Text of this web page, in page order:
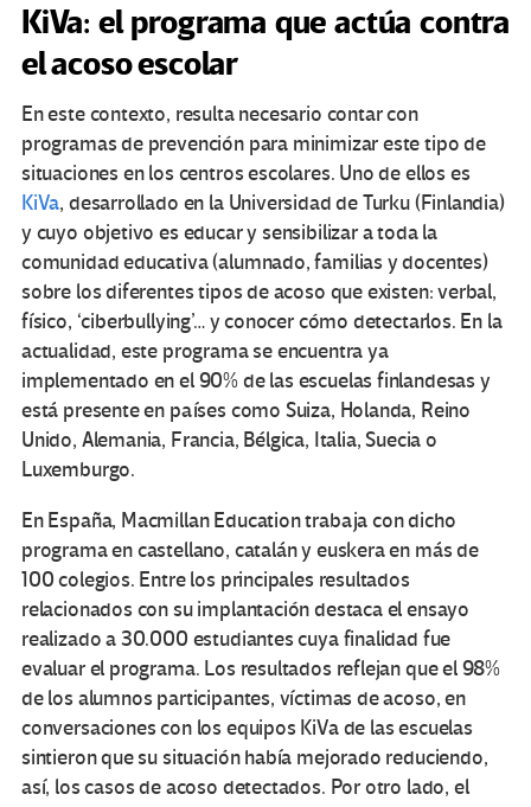
KiVa: el programa que actúa contra
el acoso escolar
En este contexto, resulta necesario contar con
programas de prevención para minimizar este tipo de
situaciones en los centros escolares. Uno de ellos es
KiVa, desarrollado en la Universidad de Turku (Finlandia)
y cuyo objetivo es educar y sensibilizar a toda la
comunidad educativa (alumnado, familias y docentes)
sobre los diferentes tipos de acoso que existen: verbal,
físico, ‘ciberbullying’… y conocer cómo detectarlos. En la
actualidad, este programa se encuentra ya
implementado en el 90% de las escuelas finlandesas y
está presente en países como Suiza, Holanda, Reino
Unido, Alemania, Francia, Bélgica, Italia, Suecia o
Luxemburgo.
En España, Macmillan Education trabaja con dicho
programa en castellano, catalán y euskera en más de
100 colegios. Entre los principales resultados
relacionados con su implantación destaca el ensayo
realizado a 30.000 estudiantes cuya finalidad fue
evaluar el programa. Los resultados reflejan que el 98%
de los alumnos participantes, víctimas de acoso, en
conversaciones con los equipos KiVa de las escuelas
sintieron que su situación había mejorado reduciendo,
así, los casos de acoso detectados. Por otro lado, el